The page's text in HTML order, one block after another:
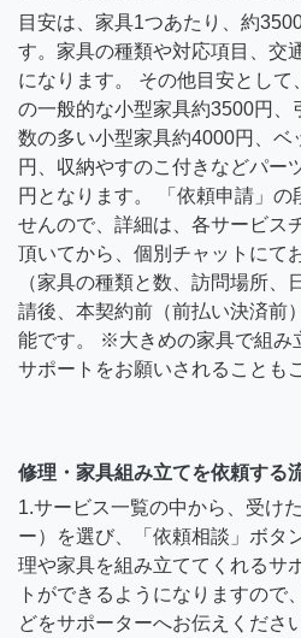
目安は、家具1つあたり、約
す。家具の種類や対応項目、交
になります。 その他目安とし
の一般的な小型家具約3500円、
数の多い小型家具約4000円、ベ
円、収納やすのこ付きなどパー
円となります。 「依頼申請」の
せんので、詳細は、各サービス
頂いてから、個別チャットにて
（家具の種類と数、訪問場所
請後、本契約前（前払い決済前
能です。 ※大きめの家具で組み
サポートをお願いされることも
修理・家具組み立てを依頼する
1.サービス一覧の中から、受け
ー）を選び、「依頼相談」ボタ
理や家具を組み立ててくれるサ
トができるようになりますので
どをサポーターへお伝えくださ